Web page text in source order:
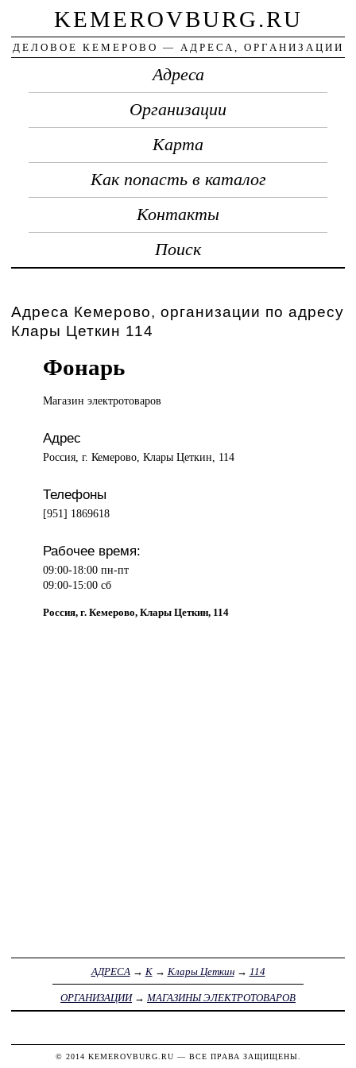
KEMEROVBURG.RU
ДЕЛОВОЕ КЕМЕРОВО — АДРЕСА, ОРГАНИЗАЦИИ
Адреса
Организации
Карта
Как попасть в каталог
Контакты
Поиск
Адреса Кемерово, организации по адресу
Клары Цеткин 114
Фонарь
Магазин электротоваров
Адрес
Россия, г. Кемерово, Клары Цеткин, 114
Телефоны
[951] 1869618
Рабочее время:
09:00-18:00 пн-пт
09:00-15:00 сб
Россия, г. Кемерово, Клары Цеткин, 114
АДРЕСА → К→ Клары Цеткин→ 114
ОРГАНИЗАЦИИ→ МАГАЗИНЫ ЭЛЕКТРОТОВАРОВ
© 2014 KEMEROVBURG.RU — ВСЕ ПРАВА ЗАЩИЩЕНЫ.